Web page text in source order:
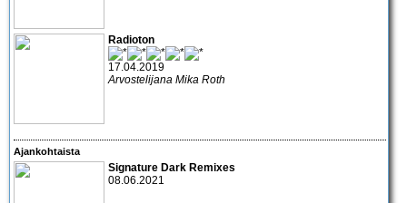
Radioton
17.04.2019
Arvostelijana Mika Roth
Ajankohtaista
Signature Dark Remixes
08.06.2021